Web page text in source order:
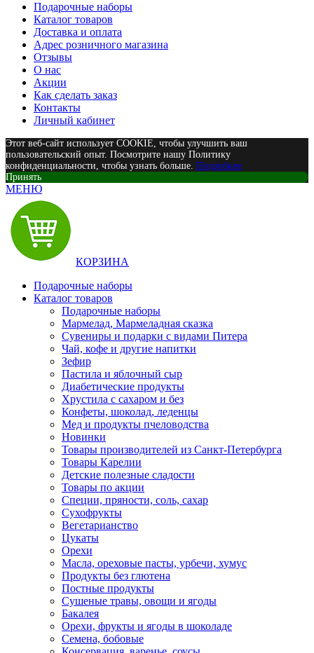
Подарочные наборы
Каталог товаров
Доставка и оплата
Адрес розничного магазина
Отзывы
О нас
Акции
Как сделать заказ
Контакты
Личный кабинет
Этот веб-сайт использует COOKIE, чтобы улучшить ваш
пользовательский опыт. Посмотрите нашу Политику
конфиденциальности, чтобы узнать больше. Подробнее
Принять
МЕНЮ
КОРЗИНА
Подарочные наборы
Каталог товаров
Подарочные наборы
Мармелад, Мармеладная сказка
Сувениры и подарки с видами Питера
Чай, кофе и другие напитки
Зефир
Пастила и яблочный сыр
Диабетические продукты
Хрустила с сахаром и без
Конфеты, шоколад, леденцы
Мед и продукты пчеловодства
Новинки
Товары производителей из Санкт-Петербурга
Товары Карелии
Детские полезные сладости
Товары по акции
Специи, пряности, соль, сахар
Сухофрукты
Вегетарианство
Цукаты
Орехи
Масла, ореховые пасты, урбечи, хумус
Продукты без глютена
Постные продукты
Сушеные травы, овощи и ягоды
Бакалея
Орехи, фрукты и ягоды в шоколаде
Семена, бобовые